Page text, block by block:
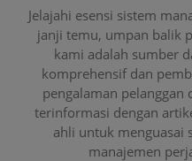
Jelajahi esensi sistem
janji temu, umpan balik
kami adalah sumber
komprehensif dan
pengalaman pelanggan
terinformasi dengan
ahli untuk menguasai
manajemen